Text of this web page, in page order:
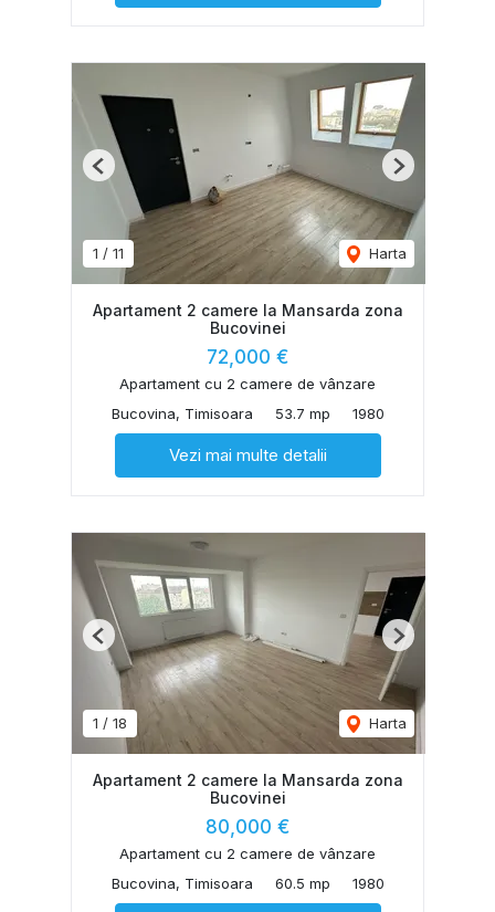
1 / 11 Harta
Previous Next
Apartament 2 camere la Mansarda zona
Bucovinei
72,000 €
Apartament cu 2 camere de vânzare
Bucovina, Timisoara
53.7 mp 1980
Vezi mai multe detalii
1 / 18 Harta
Previous Next
Apartament 2 camere la Mansarda zona
Bucovinei
80,000 €
Apartament cu 2 camere de vânzare
Bucovina, Timisoara
60.5 mp 1980